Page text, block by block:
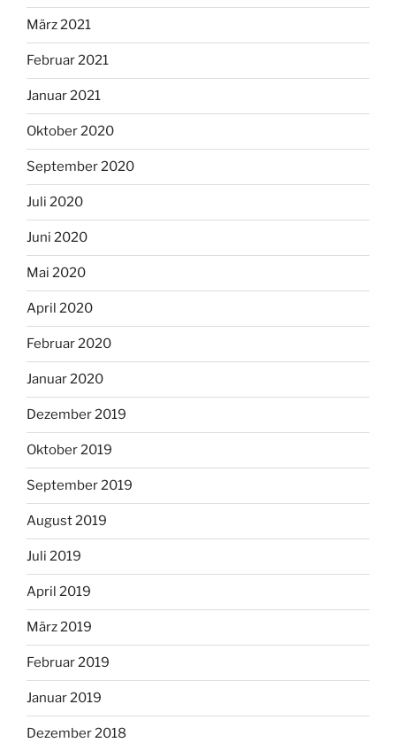
März 2021
Februar 2021
Januar 2021
Oktober 2020
September 2020
Juli 2020
Juni 2020
Mai 2020
April 2020
Februar 2020
Januar 2020
Dezember 2019
Oktober 2019
September 2019
August 2019
Juli 2019
April 2019
März 2019
Februar 2019
Januar 2019
Dezember 2018